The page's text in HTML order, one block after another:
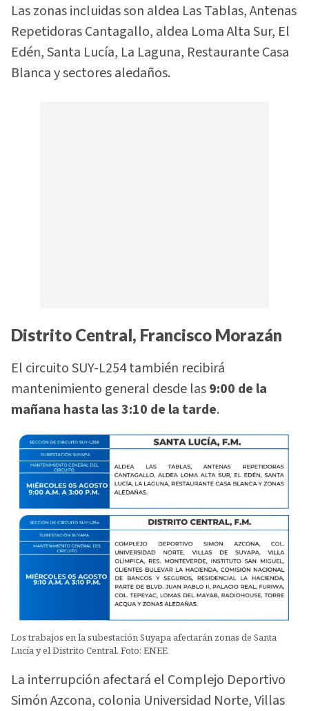
Las zonas incluidas son aldea Las Tablas, Antenas
Repetidoras Cantagallo, aldea Loma Alta Sur, El
Edén, Santa Lucía, La Laguna, Restaurante Casa
Blanca y sectores aledaños.
Distrito Central, Francisco Morazán
El circuito SUY-L254 también recibirá
mantenimiento general desde las9:00 de la
mañana hasta las 3:10 de la tarde.
Los trabajos en la subestación Suyapa afectarán zonas de Santa
Lucía y el Distrito Central. Foto: ENEE
La interrupción afectará el Complejo Deportivo
Simón Azcona, colonia Universidad Norte, Villas